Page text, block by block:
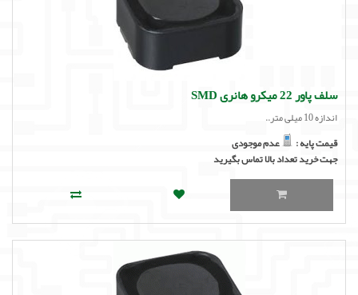
سلف پاور 22 میکرو هانری SMD
اندازه 10 میلی متر..
قیمت پایه :
عدم موجودی
جهت خرید تعداد بالا تماس بگیرید